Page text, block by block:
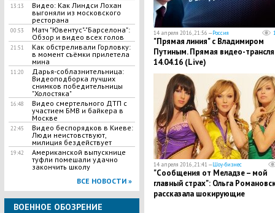
13:13
Видео: Как Линдси Лохан
выгоняли из московского
ресторана
00:53
Матч "Ювентус"-"Барселона":
Обзор и видео всех голов
21:51
Как обстреливали Горловку:
в момент съёмки прилетела
мина
11:20
Дарья-соблазнительница:
Видеоподборка лучших
снимков победительницы
"Холостяка"
16:48
Видео смертельного ДТП с
участием БМВ и байкера в
Москве
22:45
Видео беспорядков в Киеве:
Люди неистовствуют,
милиция бездействует
19:42
Американской выпускнице
туфли помешали удачно
закончить школу
ВСЕ НОВОСТИ »
ВОЕННОЕ ОБОЗРЕНИЕ
14 апреля 2016, 21:56 —Россия
"Прямая линия" с Владимиром
Путиным. Прямая видео-
14.04.16 (Live)
14 апреля 2016, 21:41 —Шоу-бизнес
"Сообщения от Меладзе – мой
главный страх": Ольга
рассказала шокирующие